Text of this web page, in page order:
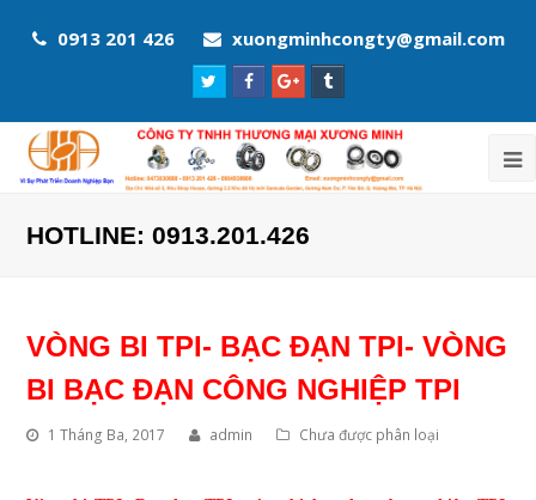
0913 201 426 xuongminhcongty@gmail.com
TwitterFacebook
Google
Profile
Tumblr
HOTLINE: 0913.201.426
VÒNG BI TPI- BẠC ĐẠN TPI- VÒNG
BI BẠC ĐẠN CÔNG NGHIỆP TPI
1 Tháng Ba, 2017 admin Chưa được phân loại